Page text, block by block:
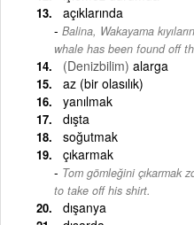
açıklarında
Balina, Wakayama
whale has been found off
(Denizbilim) alarga
az (bir olasılık)
yanılmak
dışta
soğutmak
çıkarmak
Tom gömleğini çıkarmak
to take off his shirt.
dışanya